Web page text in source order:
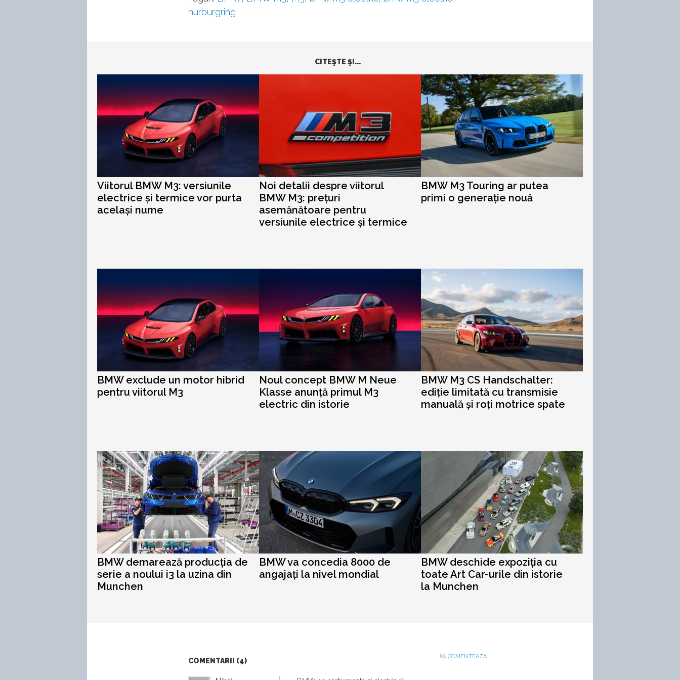
nurburgring
CITEŞTE ŞI...
Viitorul BMW M3: versiunile
electrice și termice vor purta
același nume
Noi detalii despre viitorul
BMW M3: prețuri
asemănătoare pentru
versiunile electrice și termice
BMW M3 Touring ar putea
primi o generație nouă
BMW exclude un motor hibrid
pentru viitorul M3
Noul concept BMW M Neue
Klasse anunță primul M3
electric din istorie
BMW M3 CS Handschalter:
ediție limitată cu transmisie
manuală și roți motrice spate
BMW demarează producția de
serie a noului i3 la uzina din
Munchen
BMW va concedia 8000 de
angajați la nivel mondial
BMW deschide expoziția cu
toate Art Car-urile din istorie
la Munchen
COMENTARII (4)
COMENTEAZA